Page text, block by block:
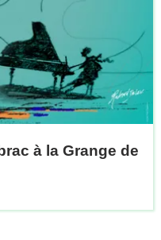
à la Grange de